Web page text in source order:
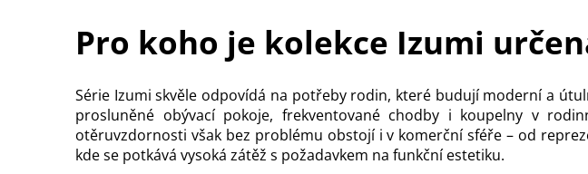
Pro koho je kolekce Izumi
Série Izumi skvěle odpovídá na potřeby rodin, které budují moderní a
prosluněné obývací pokoje, frekventované chodby i koupelny v
otěruvzdornosti však bez problému obstojí i v komerční sféře – od
kde se potkává vysoká zátěž s požadavkem na funkční estetiku.